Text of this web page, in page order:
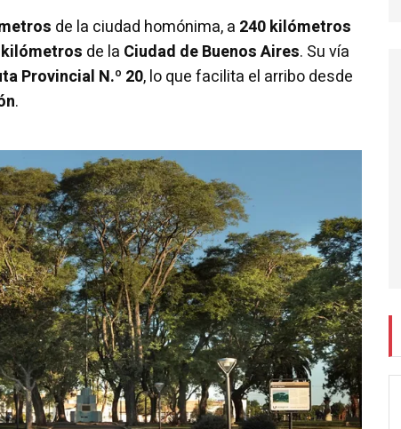
de la ciudad homónima, a 240 kilómetros
de la Ciudad de Buenos Aires. Su vía
Provincial N.º 20, lo que facilita el arribo desde
.